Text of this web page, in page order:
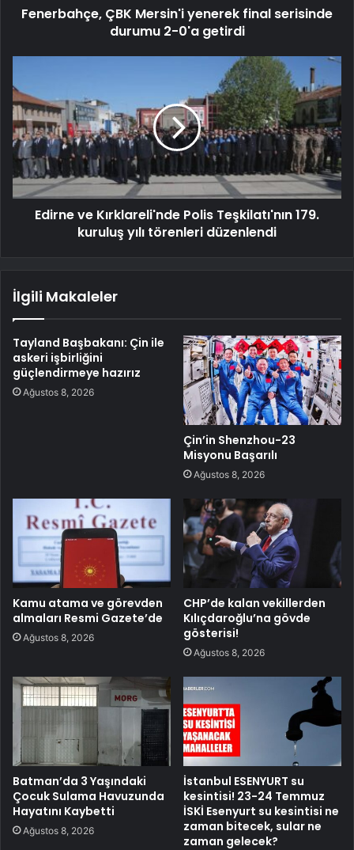
Fenerbahçe, ÇBK Mersin'i yenerek final serisinde
durumu 2-0'a getirdi
Edirne ve Kırklareli'nde Polis Teşkilatı'nın 179.
kuruluş yılı törenleri düzenlendi
İlgili Makaleler
Tayland Başbakanı: Çin ile
askeri işbirliğini
güçlendirmeye hazırız
Ağustos 8, 2026
Çin’in Shenzhou-23
Misyonu Başarılı
Ağustos 8, 2026
Kamu atama ve görevden
almaları Resmi Gazete’de
Ağustos 8, 2026
CHP’de kalan vekillerden
Kılıçdaroğlu’na gövde
gösterisi!
Ağustos 8, 2026
Batman’da 3 Yaşındaki
Çocuk Sulama Havuzunda
Hayatını Kaybetti
Ağustos 8, 2026
İstanbul ESENYURT su
kesintisi! 23-24 Temmuz
İSKİ Esenyurt su kesintisi ne
zaman bitecek, sular ne
zaman gelecek?